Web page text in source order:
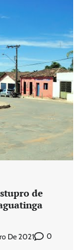
de
De 2021 0